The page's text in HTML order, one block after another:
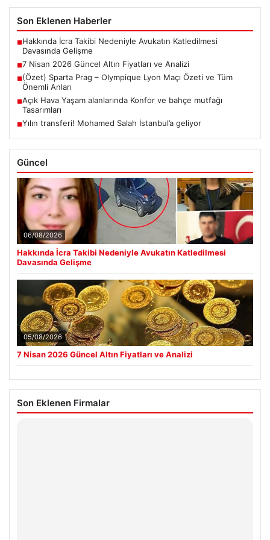
Son Eklenen Haberler
■Hakkında İcra Takibi Nedeniyle Avukatın Katledilmesi
Davasında Gelişme
■7 Nisan 2026 Güncel Altın Fiyatları ve Analizi
■(Özet) Sparta Prag – Olympique Lyon Maçı Özeti ve Tüm
Önemli Anları
■Açık Hava Yaşam alanlarında Konfor ve bahçe mutfağı
Tasarımları
■Yılın transferi! Mohamed Salah İstanbul’a geliyor
Güncel
06/08/2026
Hakkında İcra Takibi Nedeniyle Avukatın Katledilmesi
Davasında Gelişme
05/08/2026
7 Nisan 2026 Güncel Altın Fiyatları ve Analizi
Son Eklenen Firmalar